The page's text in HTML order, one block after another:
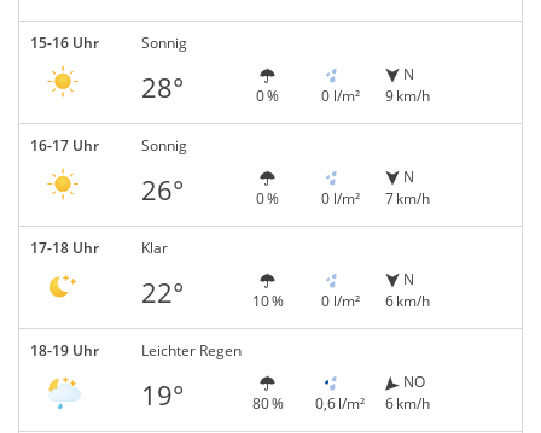
15-16 Uhr Sonnig
28° 0 % 0 l/m²
N
9 km/h
16-17 Uhr Sonnig
26° 0 % 0 l/m²
N
7 km/h
17-18 Uhr Klar
22° 10 % 0 l/m²
N
6 km/h
18-19 Uhr Leichter Regen
19° 80 % 0,6 l/m²
NO
6 km/h